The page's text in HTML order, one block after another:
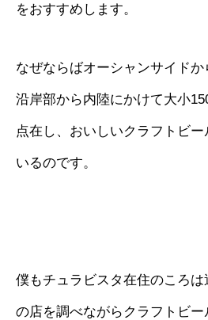
をおすすめします。
なぜならばオーシャンサイド
沿岸部から内陸にかけて大小
点在し、おいしいクラフトビ
いるのです。
僕もチュラビスタ在住のころ
の店を調べながらクラフトビー